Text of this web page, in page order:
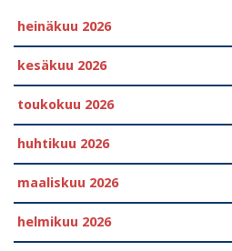
heinäkuu 2026
kesäkuu 2026
toukokuu 2026
huhtikuu 2026
maaliskuu 2026
helmikuu 2026